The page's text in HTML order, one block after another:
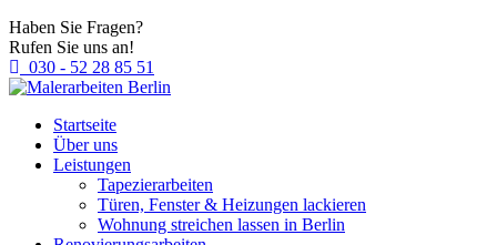
Haben Sie Fragen?
Rufen Sie uns an!
030 - 52 28 85 51
Startseite
Über uns
Leistungen
Tapezierarbeiten
Türen, Fenster & Heizungen lackieren
Wohnung streichen lassen in Berlin